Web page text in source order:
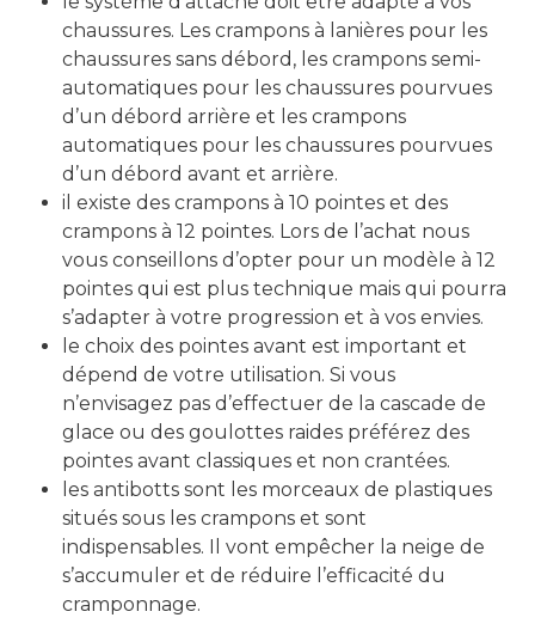
chaussures. Les crampons à lanières pour les
chaussures sans débord, les crampons semi-
automatiques pour les chaussures pourvues
d’un débord arrière et les crampons
automatiques pour les chaussures pourvues
d’un débord avant et arrière.
il existe des crampons à 10 pointes et des
crampons à 12 pointes. Lors de l’achat nous
vous conseillons d’opter pour un modèle à 12
pointes qui est plus technique mais qui pourra
s’adapter à votre progression et à vos envies.
le choix des pointes avant est important et
dépend de votre utilisation. Si vous
n’envisagez pas d’effectuer de la cascade de
glace ou des goulottes raides préférez des
pointes avant classiques et non crantées.
les antibotts sont les morceaux de plastiques
situés sous les crampons et sont
indispensables. Il vont empêcher la neige de
s’accumuler et de réduire l’efficacité du
cramponnage.